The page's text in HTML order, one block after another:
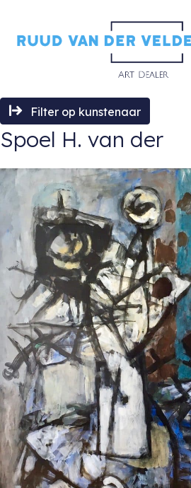
Filter op kunstenaar
Spoel H. van der